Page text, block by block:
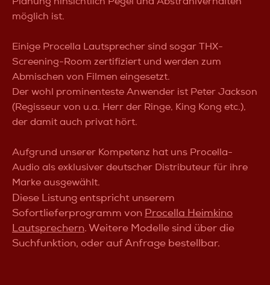
möglich ist.
Einige Procella Lautsprecher sind sogar THX-
Screening-Room zertifiziert und werden zum
Abmischen von Filmen eingesetzt.
Der wohl prominenteste Anwender ist Peter Jackson
(Regisseur von u.a. Herr der Ringe, King Kong etc.),
der damit auch privat hört.
Aufgrund unserer Kompetenz hat uns Procella-
Audio als exklusiver deutscher Distributeur für ihre
Marke ausgewählt.
Diese Listung entspricht unserem
Sofortlieferprogramm von Procella Heimkino
Lautsprechern. Weitere Modelle sind über die
Suchfunktion, oder auf Anfrage bestellbar.